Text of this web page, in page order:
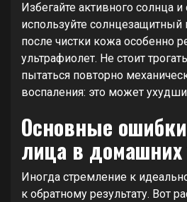
Избегайте активного солнца и
используйте
после чистки кожа особенно
ультрафиолет. Не стоит
пытаться повторно
воспаления: это может
Основные
лица в домашних
Иногда стремление к
к обратному результату. Вот